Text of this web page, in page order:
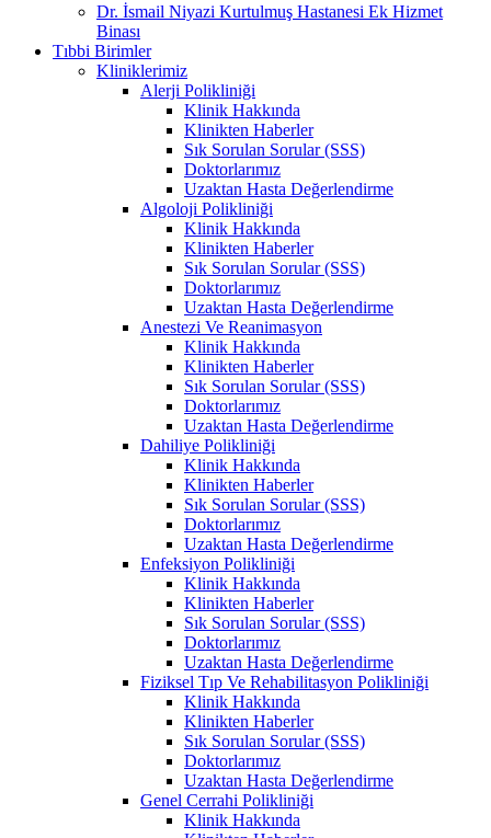
Dr. İsmail Niyazi Kurtulmuş Hastanesi Ek Hizmet
Binası
Tıbbi Birimler
Kliniklerimiz
Alerji Polikliniği
Klinik Hakkında
Klinikten Haberler
Sık Sorulan Sorular (SSS)
Doktorlarımız
Uzaktan Hasta Değerlendirme
Algoloji Polikliniği
Klinik Hakkında
Klinikten Haberler
Sık Sorulan Sorular (SSS)
Doktorlarımız
Uzaktan Hasta Değerlendirme
Anestezi Ve Reanimasyon
Klinik Hakkında
Klinikten Haberler
Sık Sorulan Sorular (SSS)
Doktorlarımız
Uzaktan Hasta Değerlendirme
Dahiliye Polikliniği
Klinik Hakkında
Klinikten Haberler
Sık Sorulan Sorular (SSS)
Doktorlarımız
Uzaktan Hasta Değerlendirme
Enfeksiyon Polikliniği
Klinik Hakkında
Klinikten Haberler
Sık Sorulan Sorular (SSS)
Doktorlarımız
Uzaktan Hasta Değerlendirme
Fiziksel Tıp Ve Rehabilitasyon Polikliniği
Klinik Hakkında
Klinikten Haberler
Sık Sorulan Sorular (SSS)
Doktorlarımız
Uzaktan Hasta Değerlendirme
Genel Cerrahi Polikliniği
Klinik Hakkında